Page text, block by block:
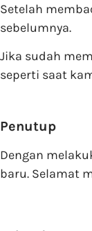
Setelah
sebelumnya.
Jika sudah
seperti saat
Penutup
Dengan
baru. Selamat